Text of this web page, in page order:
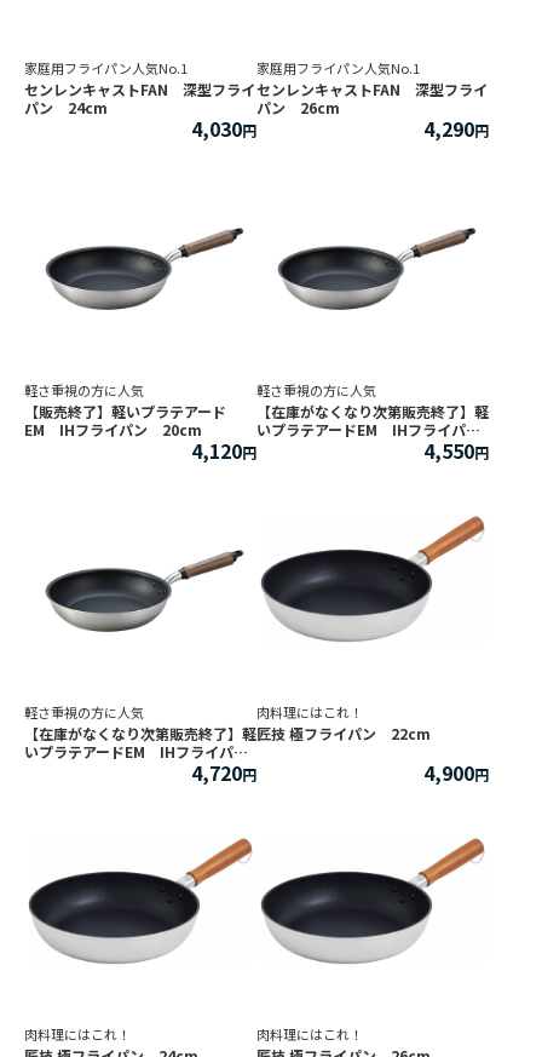
家庭用フライパン人気No.1
センレンキャストFAN 深型フライ
パン 24cm
4,030
家庭用フライパン人気No.1
センレンキャストFAN 深型フライ
パン 26cm
4,290
軽さ重視の方に人気
【販売終了】軽いプラテアード
EM IHフライパン 20cm
4,120
軽さ重視の方に人気
【在庫がなくなり次第販売終了】軽
いプラテアードEM IHフライパ
4,550
軽さ重視の方に人気
【在庫がなくなり次第販売終了】軽
いプラテアードEM IHフライパ
4,720
肉料理にはこれ！
匠技 極フライパン 22cm
4,900
肉料理にはこれ！ 肉料理にはこれ！